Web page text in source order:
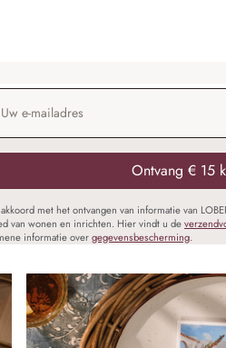
*
Ontvang € 15
met het ontvangen van informatie van
van wonen en inrichten. Hier vindt u de
informatie overgegevensbescherming.